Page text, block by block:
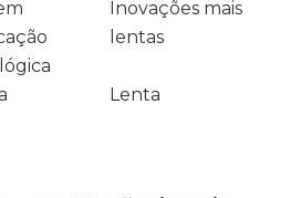
Inovações mais
lentas
Lenta